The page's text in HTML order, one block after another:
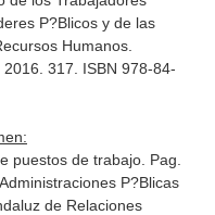
P?Blicos y de las
Humanos.
317. ISBN 978-84-
puestos de trabajo. Pag.
P?Blicas
de Relaciones